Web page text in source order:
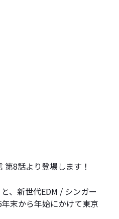
8話より登場します！
、新世代EDM / シンガー
末から年始にかけて東京